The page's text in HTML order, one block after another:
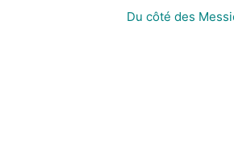
Du côté des